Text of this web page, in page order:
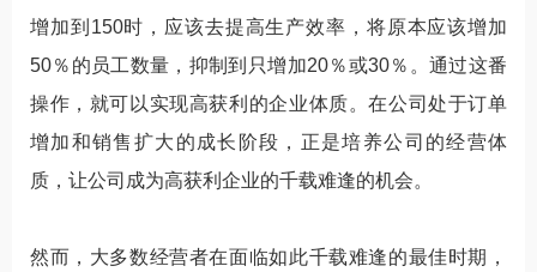
增加到150时，应该去提高生产效率，将原本应该增加
50％的员工数量，抑制到只增加20％或30％。通过这番
操作，就可以实现高获利的企业体质。在公司处于订单
增加和销售扩大的成长阶段，正是培养公司的经营体
质，让公司成为高获利企业的千载难逢的机会。
然而，大多数经营者在面临如此千载难逢的最佳时期，